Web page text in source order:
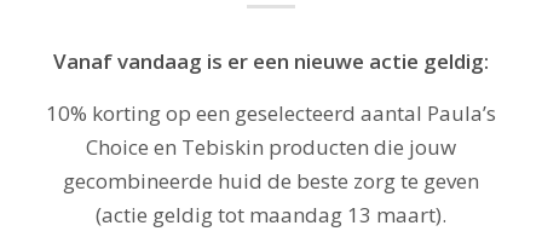
Vanaf vandaag is er een nieuwe actie geldig:
10% korting op een geselecteerd aantal Paula’s
Choice en Tebiskin producten die jouw
gecombineerde huid de beste zorg te geven
(actie geldig tot maandag 13 maart).